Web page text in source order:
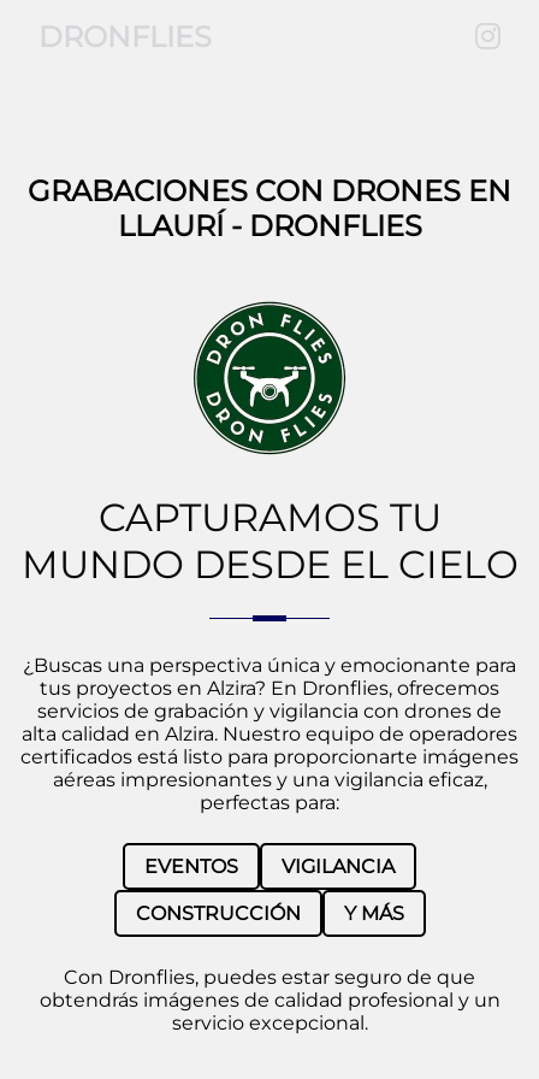
DRONFLIES
GRABACIONES CON DRONES EN
LLAURÍ - DRONFLIES
CAPTURAMOS TU
MUNDO DESDE EL CIELO
¿Buscas una perspectiva única y emocionante para
tus proyectos en Alzira? En Dronflies, ofrecemos
servicios de grabación y vigilancia con drones de
alta calidad en Alzira. Nuestro equipo de operadores
certificados está listo para proporcionarte imágenes
aéreas impresionantes y una vigilancia eficaz,
perfectas para:
EVENTOS VIGILANCIA
CONSTRUCCIÓN Y MÁS
Con Dronflies, puedes estar seguro de que
obtendrás imágenes de calidad profesional y un
servicio excepcional.